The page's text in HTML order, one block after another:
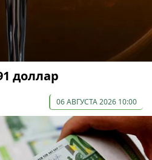
доллар
06 АВГУСТА 2026 10:00